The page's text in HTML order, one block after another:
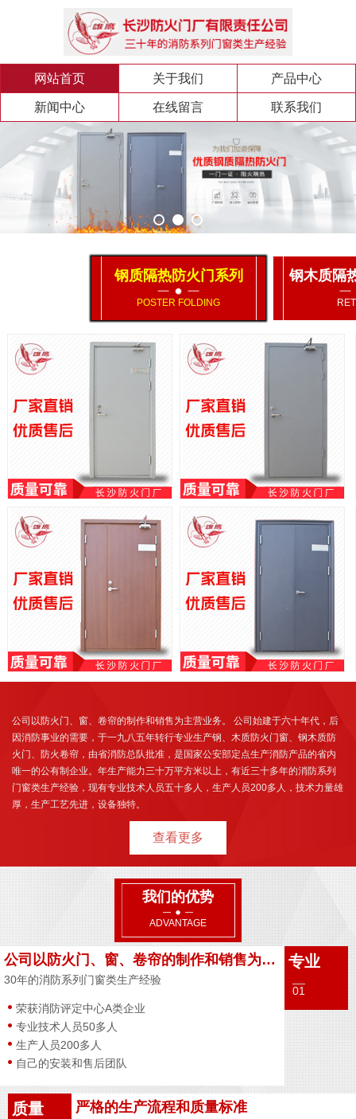
网站首页 关于我们 产品中心
新闻中心 在线留言 联系我们
钢质隔热防火门系列
POSTER FOLDING
钢木质隔
公司以防火门、窗、卷帘的制作和销售为主营业务。 公司始建于六十年代，后
因消防事业的需要，于一九八五年转行专业生产钢、木质防火门窗、钢木质防
火门、防火卷帘，由省消防总队批准，是国家公安部定点生产消防产品的省内
唯一的公有制企业。年生产能力三十万平方米以上，有近三十多年的消防系列
门窗类生产经验，现有专业技术人员五十多人，生产人员200多人，技术力量雄
厚，生产工艺先进，设备独特。
查看更多
我们的优势
ADVANTAGE
专业
01
公司以防火门、窗、卷帘的制作和销售为主营业务
30年的消防系列门窗类生产经验
荣获消防评定中心A类企业
专业技术人员50多人
生产人员200多人
自己的安装和售后团队
质量 严格的生产流程和质量标准